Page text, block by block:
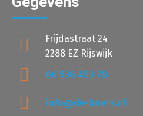
Frijdastraat 24
2288 EZ Rijswijk
06 536 453 78
info@de-boers.nl